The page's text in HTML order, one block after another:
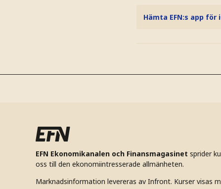
Hämta EFN:s app för
EFN Ekonomikanalen och Finansmagasinet sprider
oss till den ekonomiintresserade allmänheten.
Marknadsinformation levereras av Infront. Kurser visas